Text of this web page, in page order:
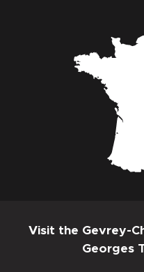
Visit the Gevrey-
Georges